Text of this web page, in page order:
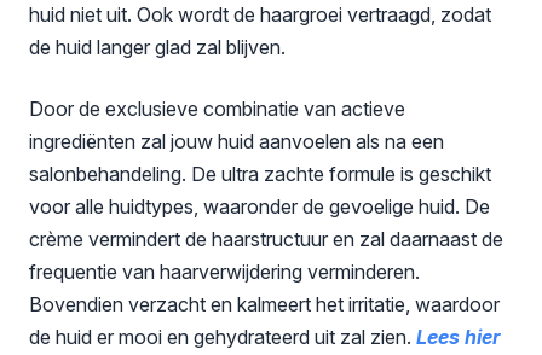
huid niet uit. Ook wordt de haargroei vertraagd, zodat
de huid langer glad zal blijven.
Door de exclusieve combinatie van actieve
ingrediënten zal jouw huid aanvoelen als na een
salonbehandeling. De ultra zachte formule is geschikt
voor alle huidtypes, waaronder de gevoelige huid. De
crème vermindert de haarstructuur en zal daarnaast de
frequentie van haarverwijdering verminderen.
Bovendien verzacht en kalmeert het irritatie, waardoor
de huid er mooi en gehydrateerd uit zal zien. Lees hier